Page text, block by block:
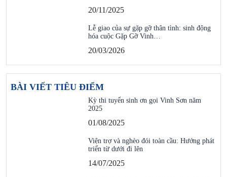
20/11/2025
Lễ giao của sự gặp gỡ thân tình: sinh động
hóa cuộc Gặp Gỡ Vinh…
20/03/2026
BÀI VIẾT TIÊU ĐIỂM
Kỳ thi tuyển sinh ơn gọi Vinh Sơn năm
2025
01/08/2025
Viện trợ và nghèo đói toàn cầu: Hướng phát
triển từ dưới đi lên
14/07/2025